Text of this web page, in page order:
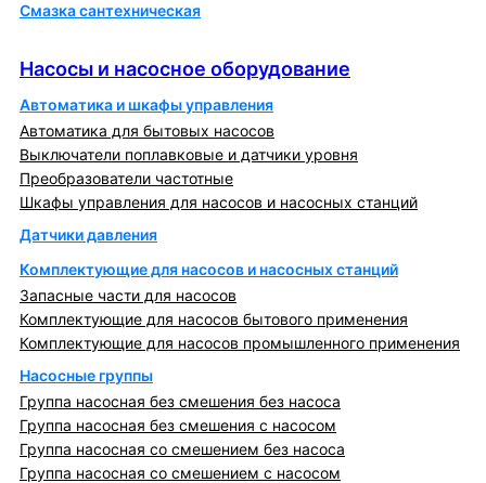
Смазка сантехническая
Насосы и насосное оборудование
Автоматика и шкафы управления
Автоматика для бытовых насосов
Выключатели поплавковые и датчики уровня
Преобразователи частотные
Шкафы управления для насосов и насосных станций
Датчики давления
Комплектующие для насосов и насосных станций
Запасные части для насосов
Комплектующие для насосов бытового применения
Комплектующие для насосов промышленного применения
Насосные группы
Группа насосная без смешения без насоса
Группа насосная без смешения с насосом
Группа насосная со смешением без насоса
Группа насосная со смешением с насосом